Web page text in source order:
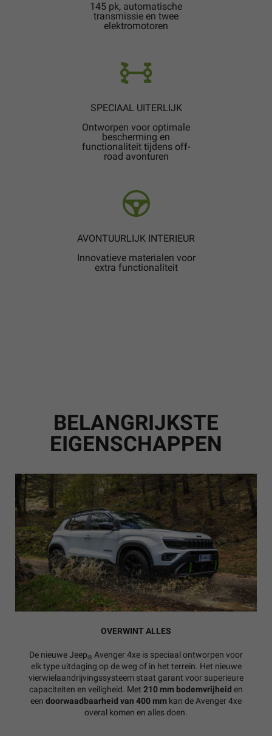
145 pk, automatische
transmissie en twee
elektromotoren
SPECIAAL UITERLIJK
Ontworpen voor optimale
bescherming en
functionaliteit tijdens off-
road avonturen
AVONTUURLIJK INTERIEUR
Innovatieve materialen voor
extra functionaliteit
BELANGRIJKSTE
EIGENSCHAPPEN
OVERWINT ALLES
De nieuwe Jeep® Avenger 4xe is speciaal ontworpen voor
elk type uitdaging op de weg of in het terrein. Het nieuwe
vierwielaandrijvingssysteem staat garant voor superieure
capaciteiten en veiligheid. Met 210 mm bodemvrijheid en
een doorwaadbaarheid van 400 mm kan de Avenger 4xe
overal komen en alles doen.